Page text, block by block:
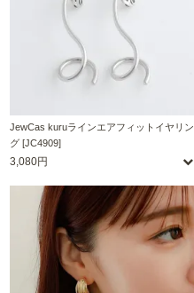
JewCas kuruラインエアフィットイヤリン
グ [JC4909]
3,080円